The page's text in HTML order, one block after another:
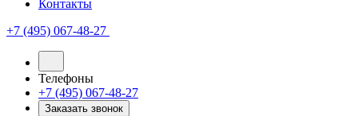
Контакты
+7 (495) 067-48-27
Телефоны
+7 (495) 067-48-27
Заказать звонок